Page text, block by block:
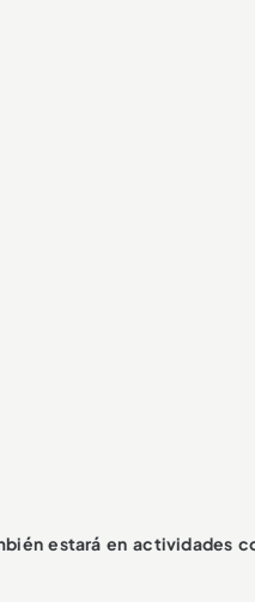
estará en actividades